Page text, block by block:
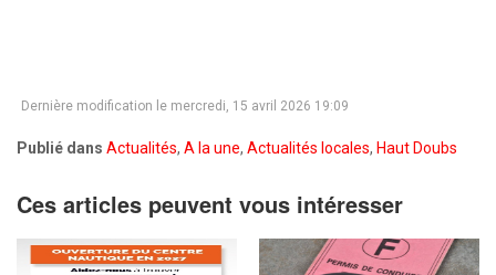
Dernière modification le mercredi, 15 avril 2026 19:09
Publié dans Actualités, A la une, Actualités locales, Haut Doubs
Ces articles peuvent vous intéresser